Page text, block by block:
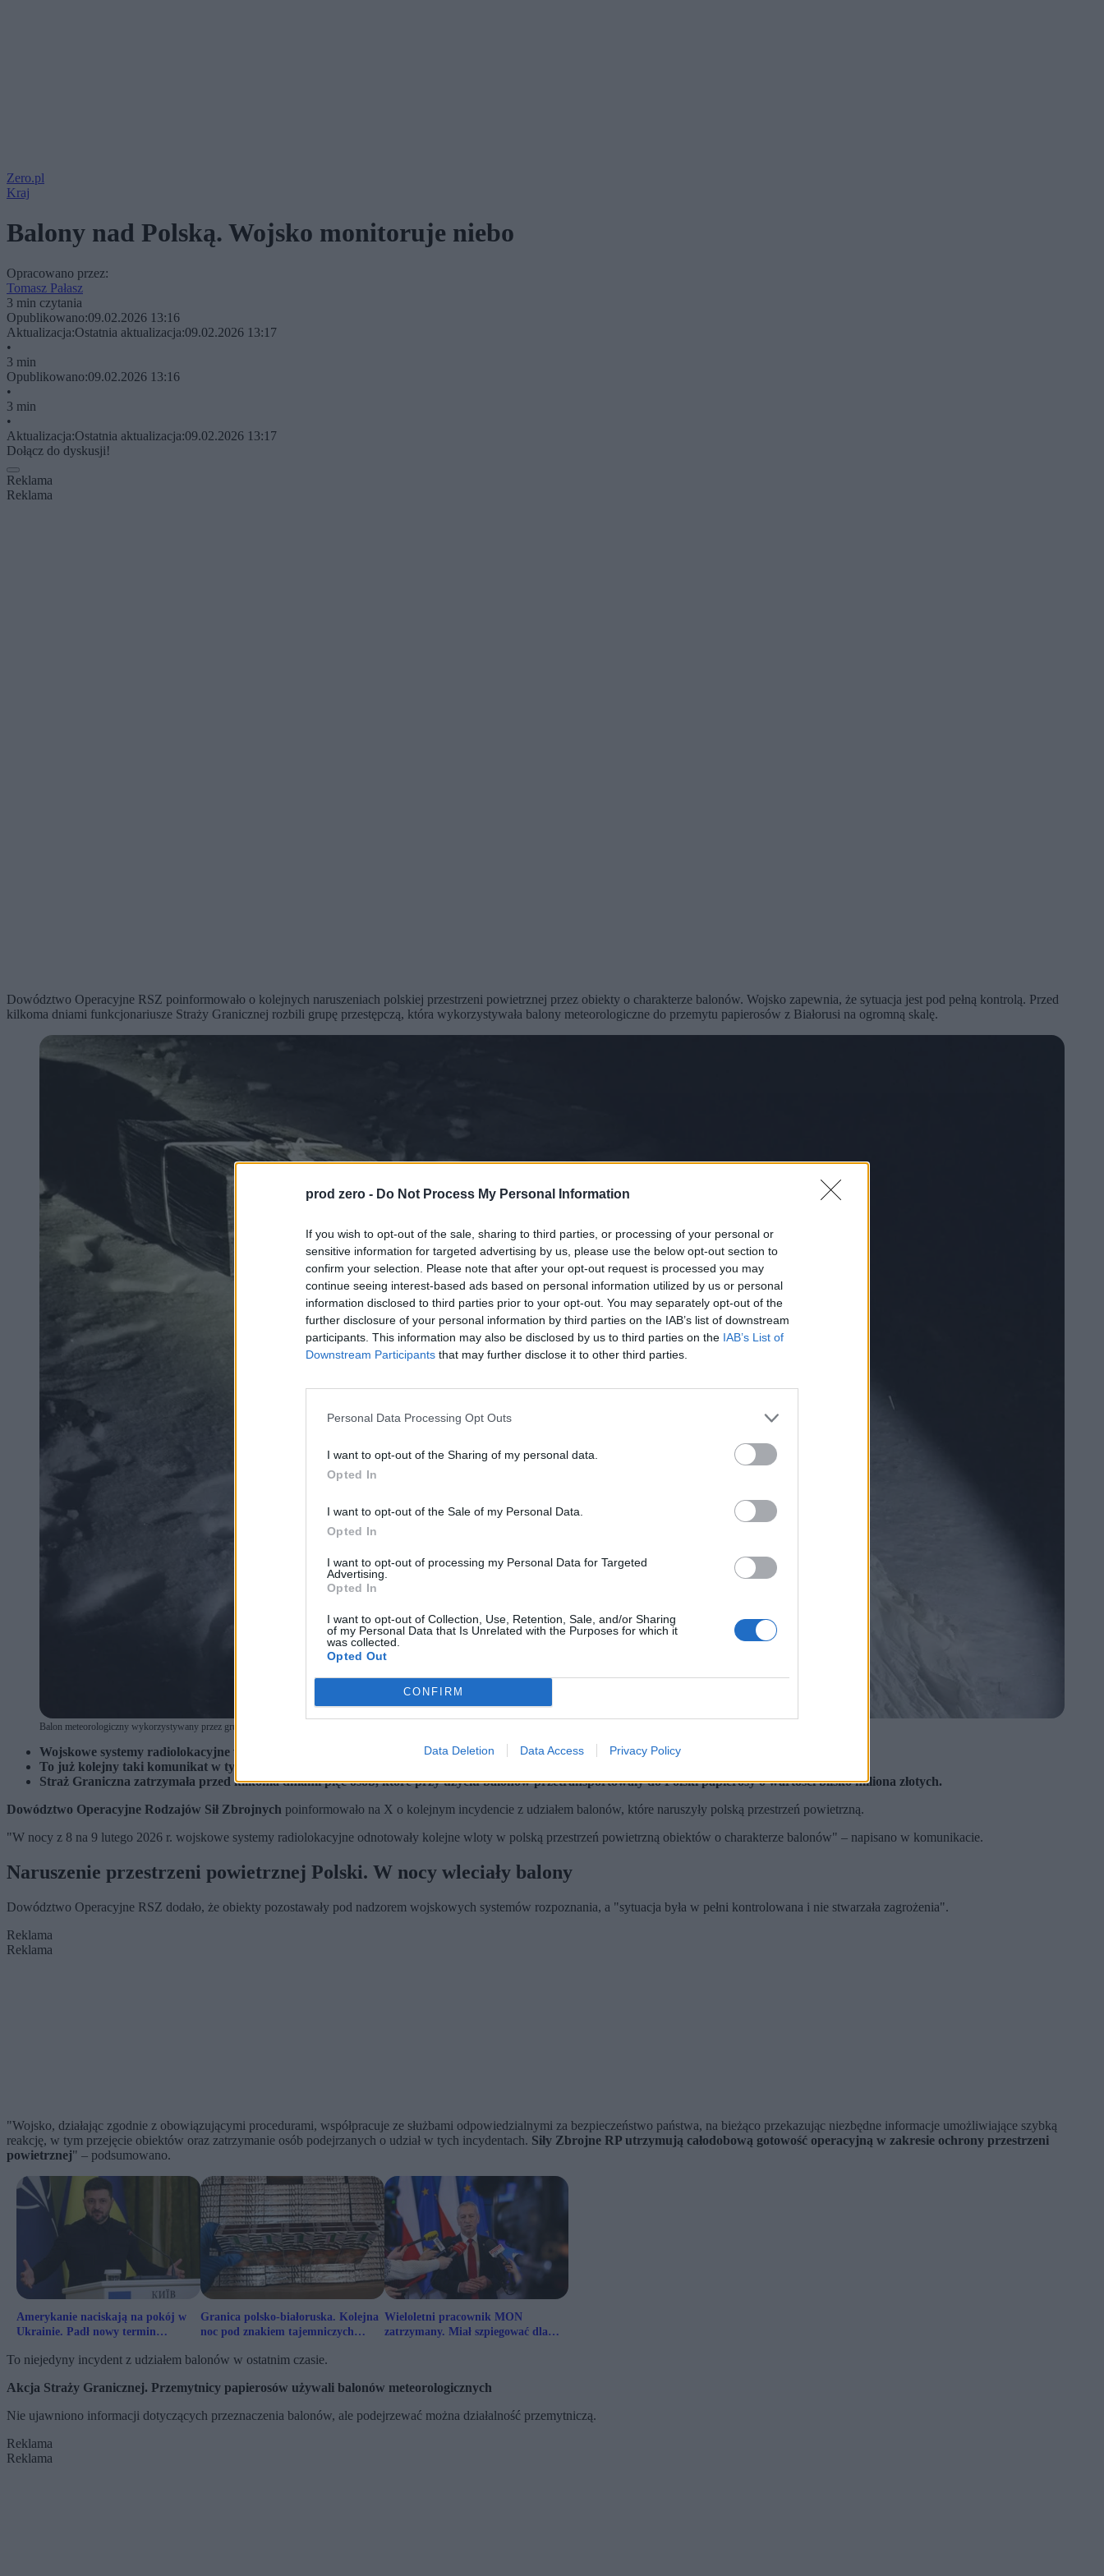
prod zero - Do Not Process My Personal Information
If you wish to opt-out of the sale, sharing to third parties, or processing of your personal or
sensitive information for targeted advertising by us, please use the below opt-out section to
confirm your selection. Please note that after your opt-out request is processed you may
continue seeing interest-based ads based on personal information utilized by us or personal
information disclosed to third parties prior to your opt-out. You may separately opt-out of the
further disclosure of your personal information by third parties on the IAB’s list of downstream
participants. This information may also be disclosed by us to third parties on the IAB’s List of
Downstream Participants that may further disclose it to other third parties.
Personal Data Processing Opt Outs
I want to opt-out of the Sharing of my personal data.
Opted In
I want to opt-out of the Sale of my Personal Data.
Opted In
I want to opt-out of processing my Personal Data for Targeted
Advertising.
Opted In
I want to opt-out of Collection, Use, Retention, Sale, and/or Sharing
of my Personal Data that Is Unrelated with the Purposes for which it
was collected.
Opted Out
CONFIRM
Data Deletion Data Access Privacy Policy
Zero.pl
Kraj
Balony nad Polską. Wojsko monitoruje niebo
Opracowano przez:
Tomasz Pałasz
3 min czytania
Opublikowano:09.02.2026 13:16
Aktualizacja:Ostatnia aktualizacja:09.02.2026 13:17
•
3 min
Opublikowano:09.02.2026 13:16
•
3 min
•
Aktualizacja:Ostatnia aktualizacja:09.02.2026 13:17
Dołącz do dyskusji!
Reklama
Reklama
Dowództwo Operacyjne RSZ poinformowało o kolejnych naruszeniach polskiej przestrzeni powietrznej przez obiekty o charakterze balonów. Wojsko zapewnia, że sytuacja jest pod pełną kontrolą. Przed
kilkoma dniami funkcjonariusze Straży Granicznej rozbili grupę przestępczą, która wykorzystywała balony meteorologiczne do przemytu papierosów z Białorusi na ogromną skalę.
Balon meteorologiczny wykorzystywany przez grupę przestępczą do przemytu papierosów. (fot. Straż Graniczna)
Wojskowe systemy radiolokacyjne wykryły wloty balonów w nocy z 8 na 9 lutego.
To już kolejny taki komunikat w tym miesiącu.
Straż Graniczna zatrzymała przed kilkoma dniami pięć osób, które przy użyciu balonów przetransportowały do Polski papierosy o wartości blisko miliona złotych.
Dowództwo Operacyjne Rodzajów Sił Zbrojnych poinformowało na X o kolejnym incydencie z udziałem balonów, które naruszyły polską przestrzeń powietrzną.
"W nocy z 8 na 9 lutego 2026 r. wojskowe systemy radiolokacyjne odnotowały kolejne wloty w polską przestrzeń powietrzną obiektów o charakterze balonów" – napisano w komunikacie.
Naruszenie przestrzeni powietrznej Polski. W nocy wleciały balony
Dowództwo Operacyjne RSZ dodało, że obiekty pozostawały pod nadzorem wojskowych systemów rozpoznania, a "sytuacja była w pełni kontrolowana i nie stwarzała zagrożenia".
Reklama
Reklama
"Wojsko, działając zgodnie z obowiązującymi procedurami, współpracuje ze służbami odpowiedzialnymi za bezpieczeństwo państwa, na bieżąco przekazując niezbędne informacje umożliwiające szybką
reakcję, w tym przejęcie obiektów oraz zatrzymanie osób podejrzanych o udział w tych incydentach. Siły Zbrojne RP utrzymują całodobową gotowość operacyjną w zakresie ochrony przestrzeni
powietrznej" – podsumowano.
Amerykanie naciskają na pokój w
Ukrainie. Padł nowy termin
Granica polsko-białoruska. Kolejna
noc pod znakiem tajemniczych
Wieloletni pracownik MON
zatrzymany. Miał szpiegować dla
To niejedyny incydent z udziałem balonów w ostatnim czasie.
Akcja Straży Granicznej. Przemytnicy papierosów używali balonów meteorologicznych
Nie ujawniono informacji dotyczących przeznaczenia balonów, ale podejrzewać można działalność przemytniczą.
Reklama
Reklama